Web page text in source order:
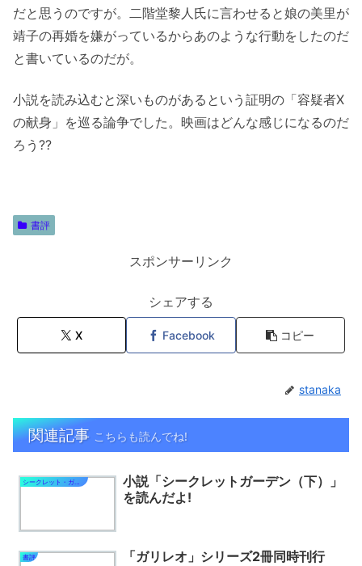
だと思うのですが。二階堂黎人氏に言わせると娘の美里が
靖子の再婚を嫌がっているからあのような行動をしたのだ
と書いているのだが。
小説を読み込むと深いものがあるという証明の「容疑者X
の献身」を巡る論争でした。映画はどんな感じになるのだ
ろう??
書評
スポンサーリンク
シェアする
X Facebook コピー
stanaka
関連記事 こちらも読んでね!
シークレット・ガーデン
小説「シークレットガーデン（下）」
を読んだよ!
書評 「ガリレオ」シリーズ2冊同時刊行